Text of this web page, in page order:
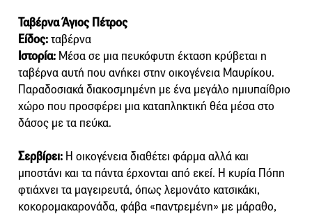
Ταβέρνα Άγιος Πέτρος
Είδος:ταβέρνα
Ιστορία: Μέσα σε μια πευκόφυτη έκταση κρύβεται η
ταβέρνα αυτή που ανήκει στην οικογένεια Μαυρίκου.
Παραδοσιακά διακοσμημένη με ένα μεγάλο ημιυπαίθριο
χώρο που προσφέρει μια καταπληκτική θέα μέσα στο
δάσος με τα πεύκα.
Σερβίρει: Η οικογένεια διαθέτει φάρμα αλλά και
μποστάνι και τα πάντα έρχονται από εκεί. Η κυρία Πόπη
φτιάχνει τα μαγειρευτά, όπως λεμονάτο κατσικάκι,
κοκορομακαρονάδα, φάβα «παντρεμένη» με μάραθο,